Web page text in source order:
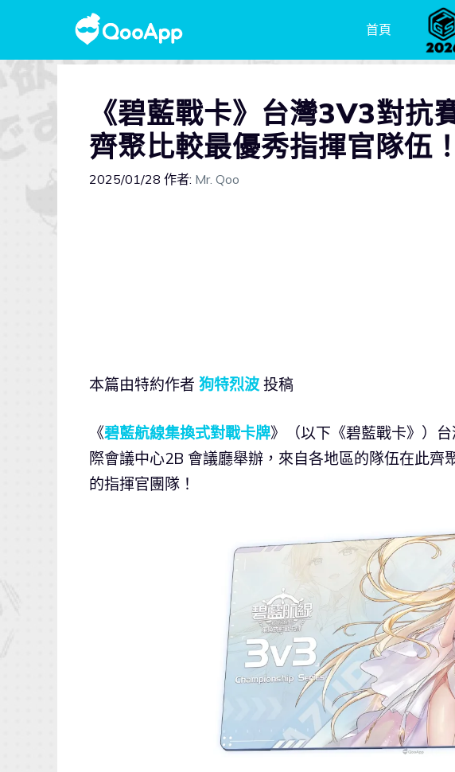
首頁
《碧藍戰卡》台灣3V3對抗
齊聚比較最優秀指揮官隊伍！
2025/01/28 作者: Mr. Qoo
本篇由特約作者 狗特烈波投稿
《碧藍航線集換式對戰卡牌》（以下《碧藍戰卡》）
際會議中心2B 會議廳舉辦，來自各地區的隊伍在此
的指揮官團隊！